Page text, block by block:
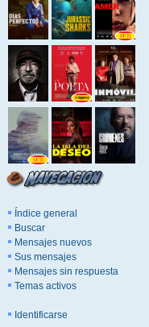
Índice general
Buscar
Mensajes nuevos
Sus mensajes
Mensajes sin respuesta
Temas activos
Identificarse